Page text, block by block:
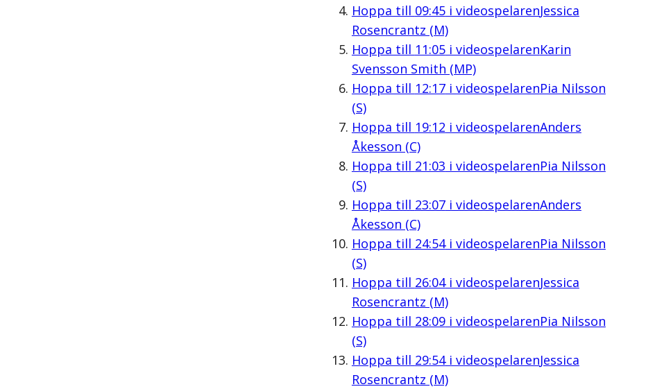
Hoppa till 09:45i videospelarenJessica
Rosencrantz (M)
Hoppa till 11:05i videospelarenKarin
Svensson Smith (MP)
Hoppa till 12:17i videospelarenPia Nilsson
(S)
Hoppa till 19:12 i videospelarenAnders
Åkesson (C)
Hoppa till 21:03 i videospelarenPia Nilsson
(S)
Hoppa till 23:07i videospelarenAnders
Åkesson (C)
Hoppa till 24:54i videospelarenPia Nilsson
(S)
Hoppa till 26:04i videospelarenJessica
Rosencrantz (M)
Hoppa till 28:09i videospelarenPia Nilsson
(S)
Hoppa till 29:54i videospelarenJessica
Rosencrantz (M)